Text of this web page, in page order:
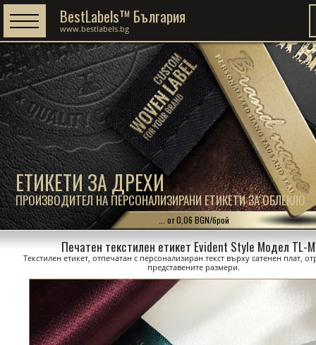
ЕТИКЕТИ ЗА ДРЕХИ
ПРОИЗВОДИТЕЛ НА ПЕРСОНАЛИЗИРАНИ ЕТИКЕТИ ЗА ОБЛЕКЛО
BestLabels™ България
www.bestlabels.bg
... от 0,06 BGN/брой
Печатен текстилен етикет Evident Style Модел TL-
Текстилен етикет, отпечатан с персонализиран текст върху сатенен плат,
представените размери.